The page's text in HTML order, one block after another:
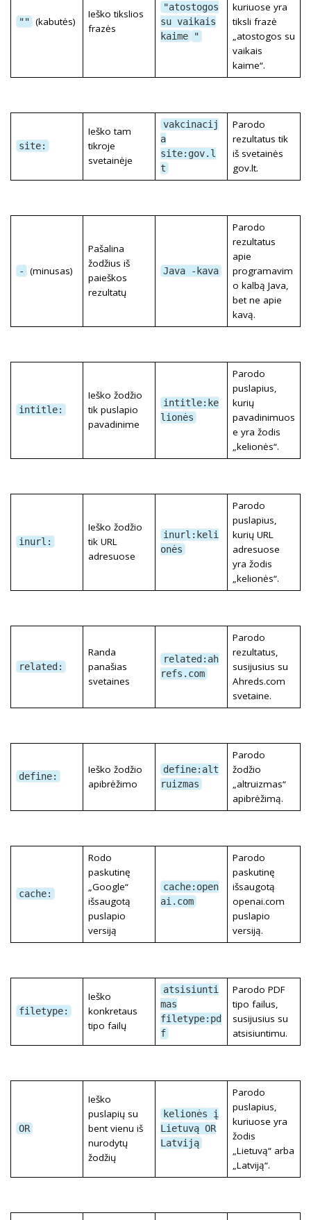
"" (kabutės)
Ieško tikslios
frazės
"atostogos
su vaikais
kaime
"
kuriuose yra
tiksli frazė
„atostogos su
vaikais
kaime“.
site:
Ieško tam
tikroje
svetainėje
vakcinacij
a
site:gov.l
t
Parodo
rezultatus tik
iš svetainės
gov.lt.
- (minusas)
Pašalina
žodžius iš
paieškos
rezultatų
Java -kava
Parodo
rezultatus
apie
programavim
o kalbą Java,
bet ne apie
kavą.
intitle:
Ieško žodžio
tik puslapio
pavadinime
intitle:ke
lionės
Parodo
puslapius,
kurių
pavadinimuos
e yra žodis
„kelionės“.
inurl:
Ieško žodžio
tik URL
adresuose
inurl:keli
onės
Parodo
puslapius,
kurių URL
adresuose
yra žodis
„kelionės“.
related:
Randa
panašias
svetaines
related:ah
refs.com
Parodo
rezultatus,
susijusius su
Ahreds.com
svetaine.
define:
Ieško žodžio
apibrėžimo
define:alt
ruizmas
Parodo
žodžio
„altruizmas“
apibrėžimą.
cache:
Rodo
paskutinę
„Google“
išsaugotą
puslapio
versiją
cache:open
ai.com
Parodo
paskutinę
išsaugotą
openai.com
puslapio
versiją.
filetype:
Ieško
konkretaus
tipo failų
atsisiunti
mas
filetype:pd
f
Parodo PDF
tipo failus,
susijusius su
atsisiuntimu.
OR
Ieško
puslapių su
bent vienu iš
nurodytų
žodžių
kelionės į
Lietuvą OR
Latviją
Parodo
puslapius,
kuriuose yra
žodis
„Lietuvą“ arba
„Latviją“.